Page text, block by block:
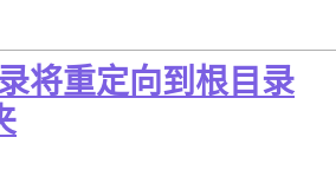
将重定向到根目录